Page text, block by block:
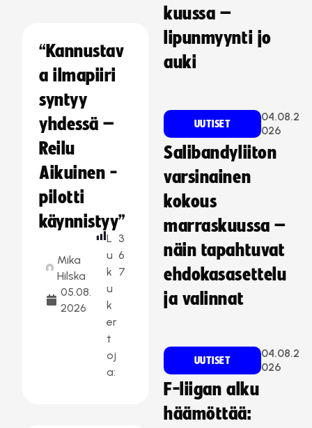
“Kannustav
a ilmapiiri
syntyy
yhdessä –
Reilu
Aikuinen -
pilotti
käynnistyy”
Mika
Hilska
05.08.
2026
L
u
k
u
k
er
t
oj
a:
3
6
7
kuussa –
lipunmyynti jo
auki
UUTISET
04.08.2
026
Salibandyliiton
varsinainen
kokous
marraskuussa –
näin tapahtuvat
ehdokasasettelu
ja valinnat
UUTISET
04.08.2
026
F-liigan alku
häämöttää: